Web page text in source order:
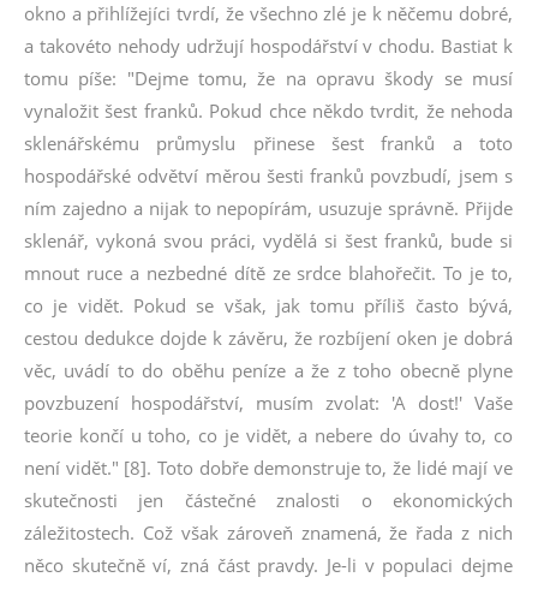
okno a přihlížejíci tvrdí, že všechno zlé je k něčemu dobré,
a takovéto nehody udržují hospodářství v chodu. Bastiat k
tomu píše: "Dejme tomu, že na opravu škody se musí
vynaložit šest franků. Pokud chce někdo tvrdit, že nehoda
sklenářskému průmyslu přinese šest franků a toto
hospodářské odvětví měrou šesti franků povzbudí, jsem s
ním zajedno a nijak to nepopírám, usuzuje správně. Přijde
sklenář, vykoná svou práci, vydělá si šest franků, bude si
mnout ruce a nezbedné dítě ze srdce blahořečit. To je to,
co je vidět. Pokud se však, jak tomu příliš často bývá,
cestou dedukce dojde k závěru, že rozbíjení oken je dobrá
věc, uvádí to do oběhu peníze a že z toho obecně plyne
povzbuzení hospodářství, musím zvolat: 'A dost!' Vaše
teorie končí u toho, co je vidět, a nebere do úvahy to, co
není vidět." [8]. Toto dobře demonstruje to, že lidé mají ve
skutečnosti jen částečné znalosti o ekonomických
záležitostech. Což však zároveň znamená, že řada z nich
něco skutečně ví, zná část pravdy. Je-li v populaci dejme